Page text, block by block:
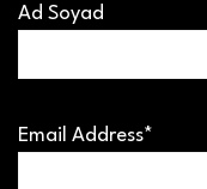
Ad Soyad
Email Address*